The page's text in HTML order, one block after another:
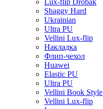
Lux-flip Drobak
Shaggy Hard
Ukrainian
Ultra PU
Vellini Lux-flip
Накладка
Флип-чехол
Huawei
Elastic PU
Ultra PU
Vellini Book Style
Vellini Lux-flip